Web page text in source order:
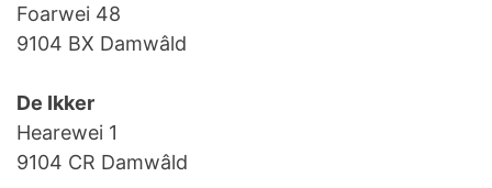
Foarwei 48
9104 BX Damwâld
De Ikker
Hearewei 1
9104 CR Damwâld